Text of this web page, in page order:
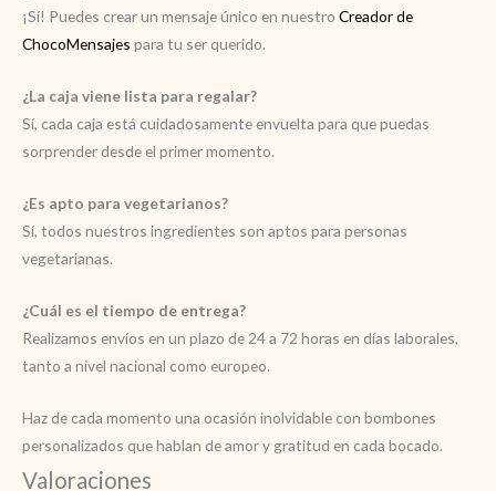
¡Sí! Puedes crear un mensaje único en nuestro Creador de
ChocoMensajes para tu ser querido.
¿La caja viene lista para regalar?
Sí, cada caja está cuidadosamente envuelta para que puedas
sorprender desde el primer momento.
¿Es apto para vegetarianos?
Sí, todos nuestros ingredientes son aptos para personas
vegetarianas.
¿Cuál es el tiempo de entrega?
Realizamos envíos en un plazo de 24 a 72 horas en días laborales,
tanto a nivel nacional como europeo.
Haz de cada momento una ocasión inolvidable con bombones
personalizados que hablan de amor y gratitud en cada bocado.
Valoraciones